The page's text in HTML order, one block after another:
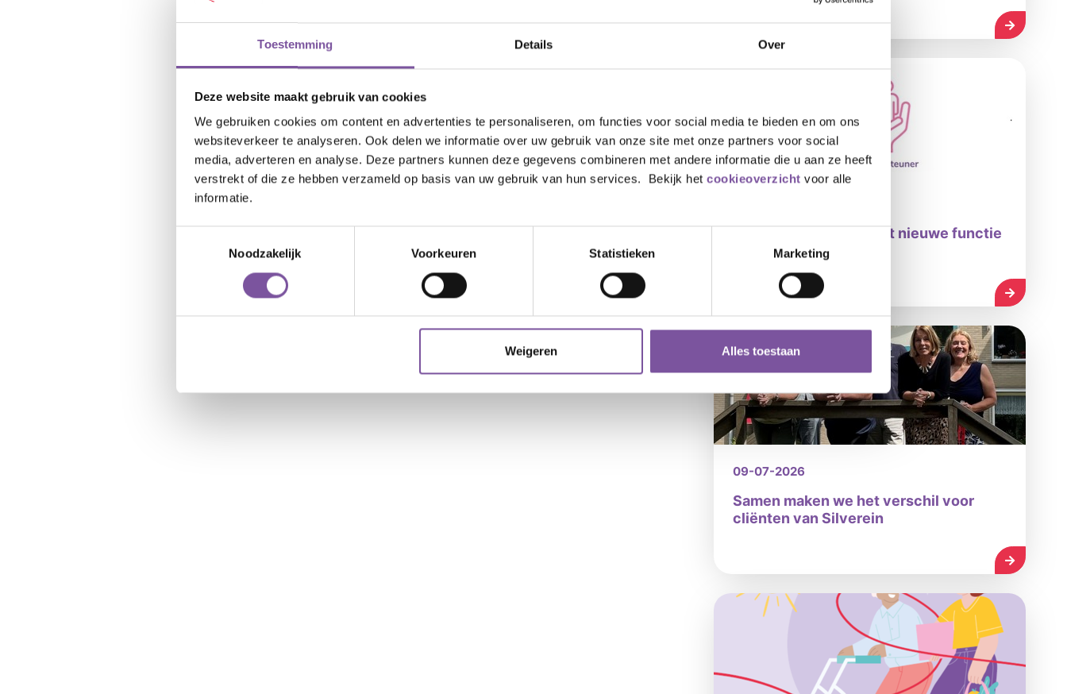
Toestemming Details Over
Deze website maakt gebruik van cookies
We gebruiken cookies om content en advertenties te personaliseren, om functies voor social media te bieden en om ons
websiteverkeer te analyseren. Ook delen we informatie over uw gebruik van onze site met onze partners voor social
media, adverteren en analyse. Deze partners kunnen deze gegevens combineren met andere informatie die u aan ze heeft
verstrekt of die ze hebben verzameld op basis van uw gebruik van hun services. Bekijk het cookieoverzicht voor alle
informatie.
Noodzakelijk
Voorkeuren Statistieken Marketing
Weigeren Alles toestaan
LEES
Silverein start pilot met nieuwe functie
Leefondersteuner
LEES
09-07-2026
Samen maken we het verschil voor
cliënten van Silverein
LEES